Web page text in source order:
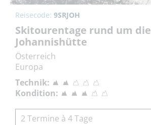
Reisecode: 9SRJOH
Skitourentage rund um die
Johannishütte
Österreich
Europa
Technik:
Kondition:
2 Termine à 4 Tage